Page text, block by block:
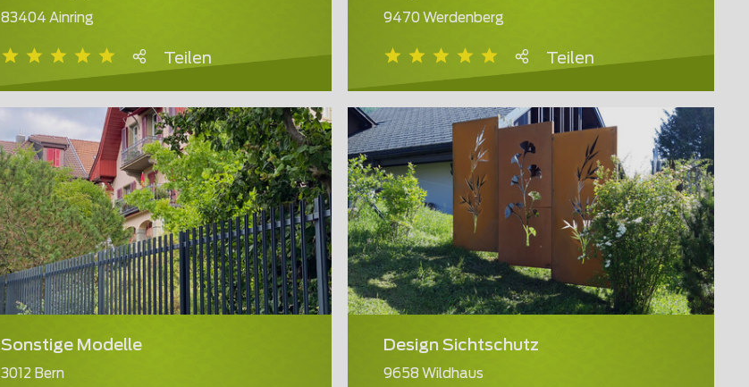
83404 Ainring
Teilen
9470 Werdenberg
Teilen
Sonstige Modelle
3012 Bern
Design Sichtschutz
9658 Wildhaus